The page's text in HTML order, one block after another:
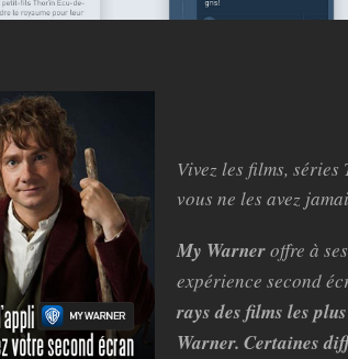
Vivez les films, séries
vous ne les avez
My Warneroffre à
expérience second
rays des films les
Warner. Certaines